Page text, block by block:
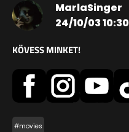
MarlaSinger
24/10/03 10:30
KÖVESS MINKET!
#movies